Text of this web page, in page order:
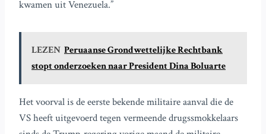
kwamen uit Venezuela.”
LEZEN Peruaanse Grondwettelijke Rechtbank
stopt onderzoeken naar President Dina Boluarte
Het voorval is de eerste bekende militaire aanval die de
VS heeft uitgevoerd tegen vermeende drugssmokkelaars